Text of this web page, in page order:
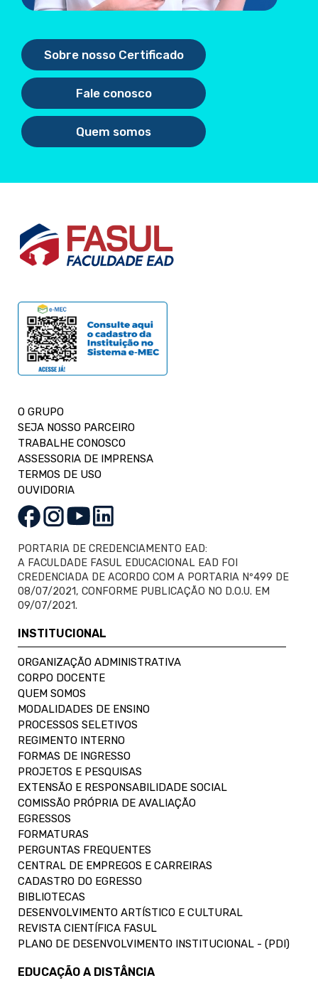
Sobre nosso Certificado
Fale conosco
Quem somos
O GRUPO
SEJA NOSSO PARCEIRO
TRABALHE CONOSCO
ASSESSORIA DE IMPRENSA
TERMOS DE USO
OUVIDORIA
PORTARIA DE CREDENCIAMENTO EAD:
A FACULDADE FASUL EDUCACIONAL EAD FOI
CREDENCIADA DE ACORDO COM A PORTARIA Nº499 DE
08/07/2021, CONFORME PUBLICAÇÃO NO D.O.U. EM
09/07/2021.
INSTITUCIONAL
ORGANIZAÇÃO ADMINISTRATIVA
CORPO DOCENTE
QUEM SOMOS
MODALIDADES DE ENSINO
PROCESSOS SELETIVOS
REGIMENTO INTERNO
FORMAS DE INGRESSO
PROJETOS E PESQUISAS
EXTENSÃO E RESPONSABILIDADE SOCIAL
COMISSÃO PRÓPRIA DE AVALIAÇÃO
EGRESSOS
FORMATURAS
PERGUNTAS FREQUENTES
CENTRAL DE EMPREGOS E CARREIRAS
CADASTRO DO EGRESSO
BIBLIOTECAS
DESENVOLVIMENTO ARTÍSTICO E CULTURAL
REVISTA CIENTÍFICA FASUL
PLANO DE DESENVOLVIMENTO INSTITUCIONAL - (PDI)
EDUCAÇÃO A DISTÂNCIA